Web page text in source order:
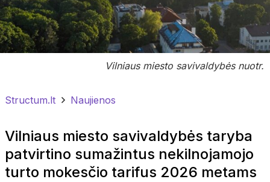
Vilniaus miesto savivaldybės nuotr.
Structum.lt Naujienos
Vilniaus miesto savivaldybės taryba
patvirtino sumažintus nekilnojamojo
turto mokesčio tarifus 2026 metams